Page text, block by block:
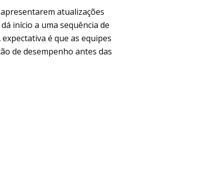
atualizações
início a uma sequência de
expectativa é que as equipes
de desempenho antes das